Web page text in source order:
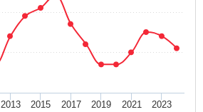
2013 2015 2017 2019 2021 2023